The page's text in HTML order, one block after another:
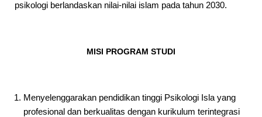
psikologi berlandaskan nilai-nilai islam pada tahun 2030.
MISI PROGRAM STUDI
Menyelenggarakan pendidikan tinggi Psikologi Isla yang
profesional dan berkualitas dengan kurikulum terintegrasi